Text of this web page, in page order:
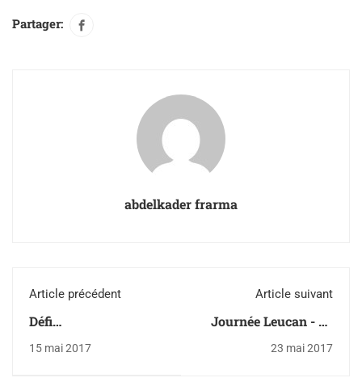
Partager:
abdelkader frarma
Article précédent
Défi
15 mai 2017
Article suivant
Journée Leucan - 25
23 mai 2017